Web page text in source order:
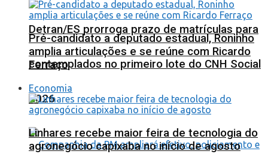
Detran/ES prorroga prazo de matrículas para
contemplados no primeiro lote do CNH Social
2026
Pré-candidato a deputado estadual, Roninho
amplia articulações e se reúne com Ricardo
Ferraço
Economia
Linhares recebe maior feira de tecnologia do
agronegócio capixaba no início de agosto